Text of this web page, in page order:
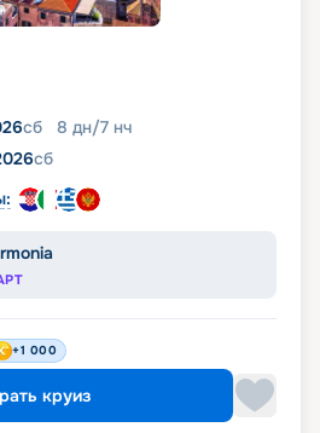
сб 8 дн/7 нч
сб
+1 000
круиз